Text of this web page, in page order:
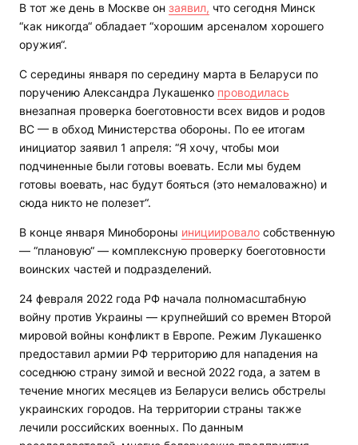
В тот же день в Москве он заявил, что сегодня Минск
“как никогда“ обладает “хорошим арсеналом хорошего
оружия“.
С середины января по середину марта в Беларуси по
поручению Александра Лукашенко проводилась
внезапная проверка боеготовности всех видов и родов
ВС — в обход Министерства обороны. По ее итогам
инициатор заявил 1 апреля: “Я хочу, чтобы мои
подчиненные были готовы воевать. Если мы будем
готовы воевать, нас будут бояться (это немаловажно) и
сюда никто не полезет“.
В конце января Минобороны инициировало собственную
— “плановую“ — комплексную проверку боеготовности
воинских частей и подразделений.
24 февраля 2022 года РФ начала полномасштабную
войну против Украины — крупнейший со времен Второй
мировой войны конфликт в Европе. Режим Лукашенко
предоставил армии РФ территорию для нападения на
соседнюю страну зимой и весной 2022 года, а затем в
течение многих месяцев из Беларуси велись обстрелы
украинских городов. На территории страны также
лечили российских военных. По данным